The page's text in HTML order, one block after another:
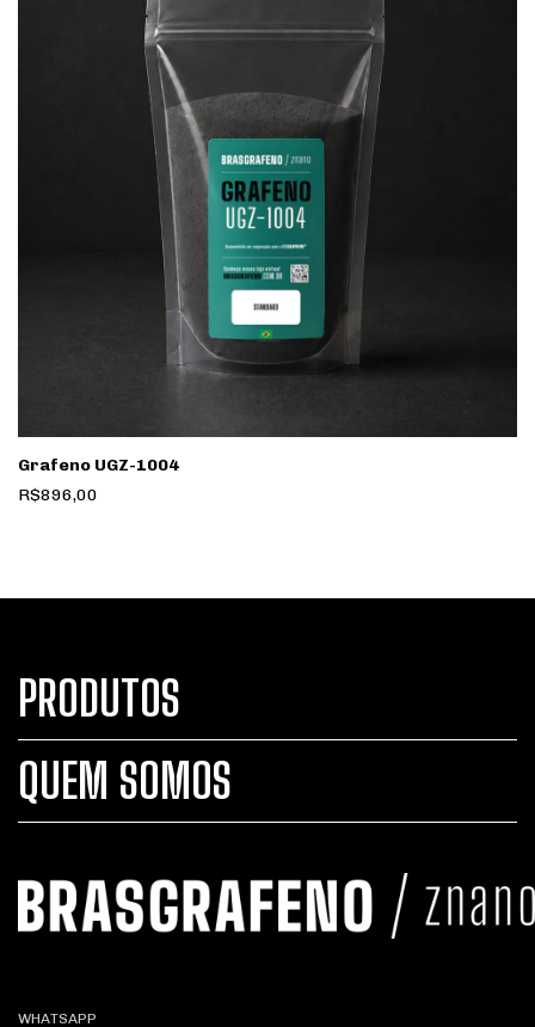
Grafeno UGZ-1004
R$896,00
PRODUTOS
QUEM SOMOS
WHATSAPP